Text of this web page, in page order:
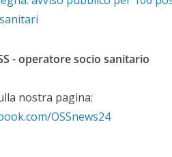
- operatore socio sanitario
nostra pagina:
OSSnews24